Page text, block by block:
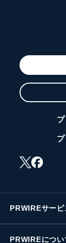
PRWIREサービ
PRWIREについ